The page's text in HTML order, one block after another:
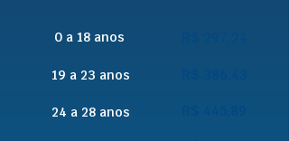
0 a 18 anos
19 a 23 anos
24 a 28 anos